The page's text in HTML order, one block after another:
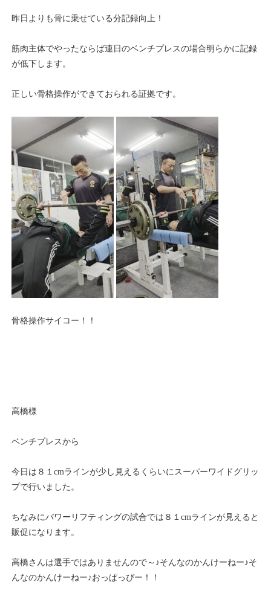
昨日よりも骨に乗せている分記録向上！
筋肉主体でやったならば連日のベンチプレスの場合明らかに記録
が低下します。
正しい骨格操作ができておられる証拠です。
骨格操作サイコー！！
高橋様
ベンチプレスから
今日は８１cmラインが少し見えるくらいにスーパーワイドグリッ
プで行いました。
ちなみにパワーリフティングの試合では８１cmラインが見えると
販促になります。
高橋さんは選手ではありませんので～♪そんなのかんけーねー♪そ
んなのかんけーねー♪おっぱっぴー！！